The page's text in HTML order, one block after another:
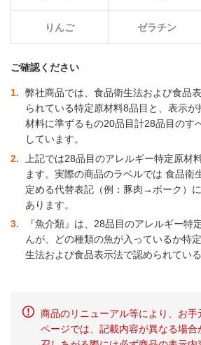
りんご ゼラチン
ご確認ください
1
弊社商品では、食品衛生法および食品
られている特定原材料8品目と、表示
材料に準ずるもの20品目計28品目のす
しています。
2
上記では28品目のアレルギー特定原材
ます。実際の商品のラベルでは 食品衛
定める代替表記（例：豚肉→ポーク）
あります。
3
『魚介類』は、28品目のアレルギー特
んが、どの種類の魚が入っているか特
生法および食品表示法で認められている
商品のリニューアル等により、お手
ページでは、記載内容が異なる場合